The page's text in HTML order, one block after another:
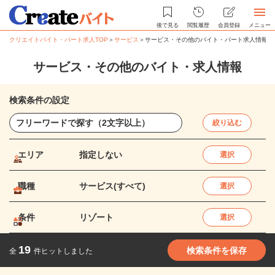
後で見る 閲覧履歴 会員登録 メニュー
クリエイトバイト・パート求人TOP ＞サービス ＞サービス・その他のバイト・パート求人情報
サービス・その他のバイト・求人情報
検索条件の設定
絞り込む
エリア 指定しない 選択
職種 サービス(すべて) 選択
条件 リゾート 選択
全 19 件ヒットしました 検索条件を保存